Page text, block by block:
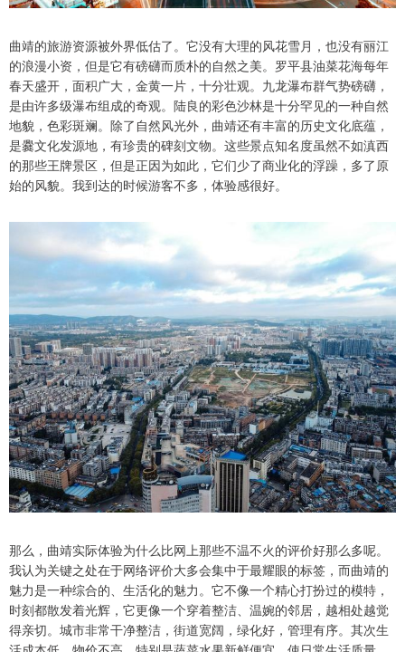
曲靖的旅游资源被外界低估了。它没有大理的风花雪月，也没有丽江
的浪漫小资，但是它有磅礴而质朴的自然之美。罗平县油菜花海每年
春天盛开，面积广大，金黄一片，十分壮观。九龙瀑布群气势磅礴，
是由许多级瀑布组成的奇观。陆良的彩色沙林是十分罕见的一种自然
地貌，色彩斑斓。除了自然风光外，曲靖还有丰富的历史文化底蕴，
是爨文化发源地，有珍贵的碑刻文物。这些景点知名度虽然不如滇西
的那些王牌景区，但是正因为如此，它们少了商业化的浮躁，多了原
始的风貌。我到达的时候游客不多，体验感很好。
那么，曲靖实际体验为什么比网上那些不温不火的评价好那么多呢。
我认为关键之处在于网络评价大多会集中于最耀眼的标签，而曲靖的
魅力是一种综合的、生活化的魅力。它不像一个精心打扮过的模特，
时刻都散发着光辉，它更像一个穿着整洁、温婉的邻居，越相处越觉
得亲切。城市非常干净整洁，街道宽阔，绿化好，管理有序。其次生